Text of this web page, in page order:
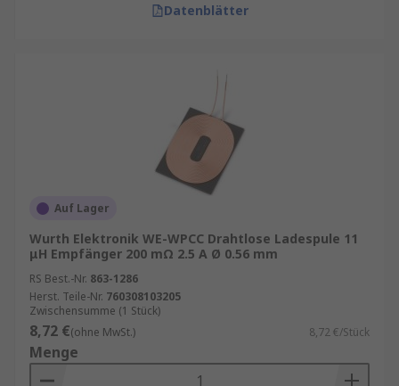
Datenblätter
Auf Lager
Wurth Elektronik WE-WPCC Drahtlose Ladespule 11
μH Empfänger 200 mΩ 2.5 A Ø 0.56 mm
RS Best.-Nr. 863-1286
Herst. Teile-Nr. 760308103205
Zwischensumme (1 Stück)
8,72 €(ohne MwSt.) 8,72 €/Stück
Menge